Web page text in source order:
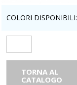
COLORI DISPONIBILI:
TORNA AL
CATALOGO